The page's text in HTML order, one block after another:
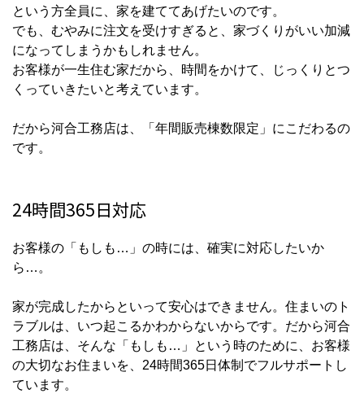
という方全員に、家を建ててあげたいのです。
でも、むやみに注文を受けすぎると、家づくりがいい加減
になってしまうかもしれません。
お客様が一生住む家だから、 時間をかけて、じっくりとつ
くっていきたいと考えています。
だから河合工務店は、 「年間販売棟数限定」にこだわるの
です。
24時間365日対応
お客様の「もしも…」の時には、確実に対応したいか
ら…。
家が完成したからといって安心はできません。住まいのト
ラブルは、いつ起こるかわからないからです。だから河合
工務店は、そんな「もしも…」という時のために、お客様
の大切なお住まいを、 24時間365日体制でフルサポートし
ています。